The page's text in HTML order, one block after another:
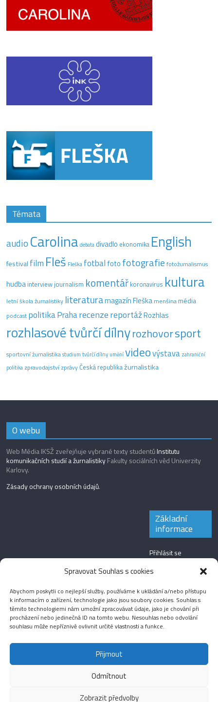
Spravovat Souhlas s cookies
Abychom poskytli co nejlepší služby, používáme k ukládání a/nebo přístupu
k informacím o zařízení, technologie jako jsou soubory cookies. Souhlas s
těmito technologiemi nám umožní zpracovávat údaje, jako je chování při
procházení nebo jedinečná ID na tomto webu. Nesouhlas nebo odvolání
souhlasu může nepříznivě ovlivnit určité vlastnosti a funkce.
Přijmout
Odmítnout
Zobrazit předvolby
Témata
audio Carolina debata divadlo ekonomika English
festival film Fleš Fleška fotbal foto fotografie fotožurnalismus
hudba interview journalism komentář koronavirus kultura
letní škola žurnalistiky literaturamagazín Fleška menšinamédia
podcast politikaPraharecenzereportážRozhlas
rozhlasové tvůrčí dílnyrozhovorsport
sportovní žurnalistika studium tvůrčí dílny uměnívideovýstava zahraniční
politika zpravodajstvízprávyČeská republikažurnalistika
O webu
Web Média IKSŽ zveřejňuje vybrané texty studentůInstitutu
komunikačních studií a žurnalistikyFakulty sociálních věd Univerzity
Karlovy.
Zásady ochrany osobních údajů.
Základní
informace
Přihlásit se
Zdroj kanálů
Kanál komentářů
Česká lokalizace
Fotografie Audio
Copyright © 2026Média IKSŽ. All rights reserved.